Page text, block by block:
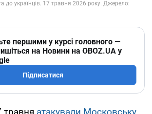
першими у курсі головного —
на Новини на OBOZ.UA у
Підписатися
атакували Московську